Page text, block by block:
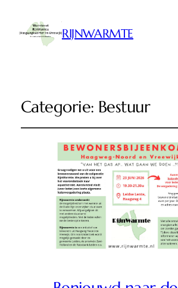
RIJNWARMTE
Categorie: Bestuur